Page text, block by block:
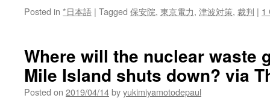
Posted in *日本語 | Tagged 保安院, 東京電力, 津波対策, 裁判 | 1
Where will the nuclear waste
Mile Island shuts down? via
Posted on 2019/04/14byyukimiyamotodepaul